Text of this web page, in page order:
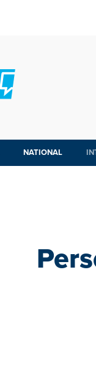
NATIONAL